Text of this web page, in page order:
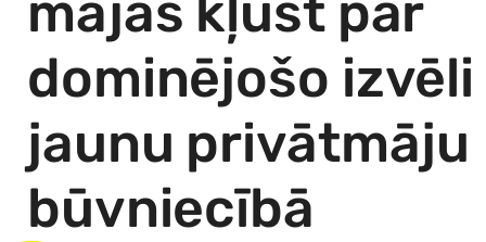
mājas kļūst par
dominējošo izvēli
jaunu privātmāju
būvniecībā